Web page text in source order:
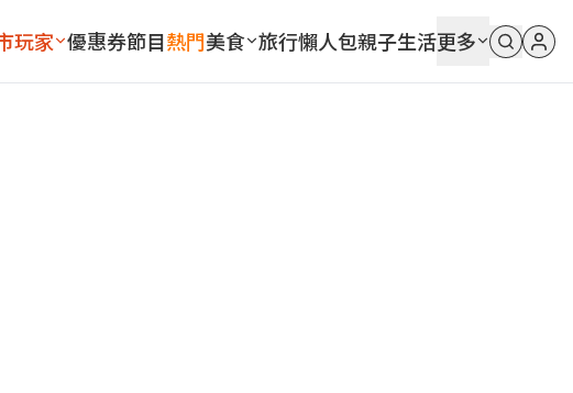
玩家 優惠券節目熱門美食 旅行懶人包親子生活更多